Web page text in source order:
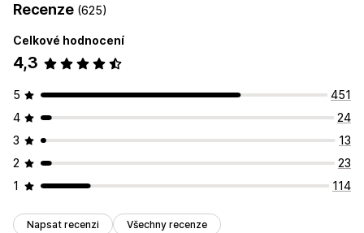
Recenze (625)
Celkové hodnocení
4,3
5
451
4
24
3
13
2
23
1
114
Napsat recenzi Všechny recenze